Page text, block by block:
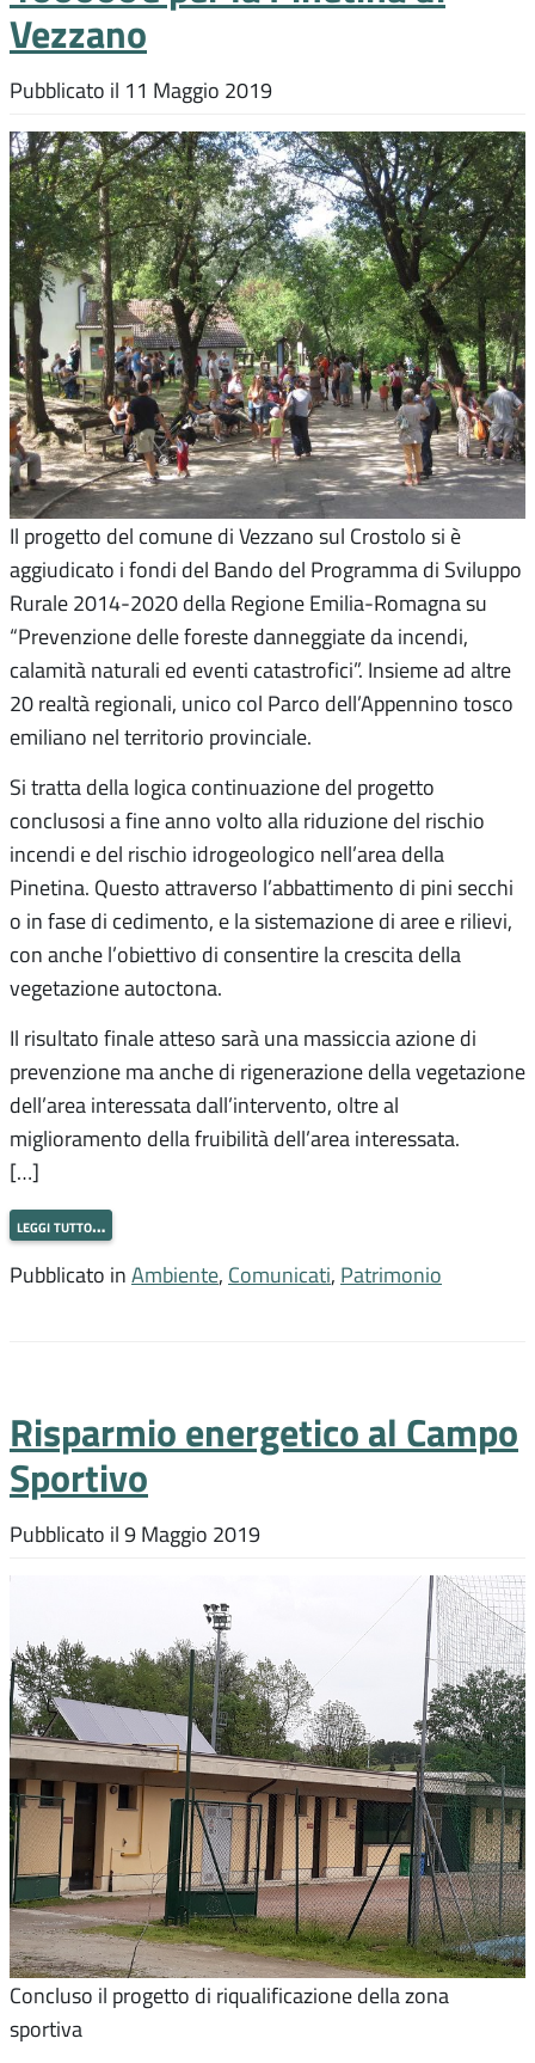
Vezzano
Pubblicato il 11 Maggio 2019
Il progetto del comune di Vezzano sul Crostolo si è
aggiudicato i fondi del Bando del Programma di Sviluppo
Rurale 2014-2020 della Regione Emilia-Romagna su
“Prevenzione delle foreste danneggiate da incendi,
calamità naturali ed eventi catastrofici”. Insieme ad altre
20 realtà regionali, unico col Parco dell’Appennino tosco
emiliano nel territorio provinciale.
Si tratta della logica continuazione del progetto
conclusosi a fine anno volto alla riduzione del rischio
incendi e del rischio idrogeologico nell’area della
Pinetina. Questo attraverso l’abbattimento di pini secchi
o in fase di cedimento, e la sistemazione di aree e rilievi,
con anche l’obiettivo di consentire la crescita della
vegetazione autoctona.
Il risultato finale atteso sarà una massiccia azione di
prevenzione ma anche di rigenerazione della vegetazione
dell’area interessata dall’intervento, oltre al
miglioramento della fruibilità dell’area interessata.
[…]
leggi tutto…
Pubblicato in Ambiente, Comunicati, Patrimonio
Risparmio energetico al Campo
Sportivo
Pubblicato il 9 Maggio 2019
Concluso il progetto di riqualificazione della zona
sportiva